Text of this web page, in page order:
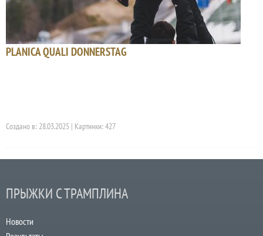
PLANICA QUALI DONNERSTAG
Создано в: 28.03.2025 | Картинки: 427
ПРЫЖКИ С ТРАМПЛИНА
Новости